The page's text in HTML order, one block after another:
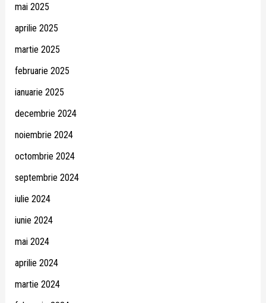
mai 2025
aprilie 2025
martie 2025
februarie 2025
ianuarie 2025
decembrie 2024
noiembrie 2024
octombrie 2024
septembrie 2024
iulie 2024
iunie 2024
mai 2024
aprilie 2024
martie 2024